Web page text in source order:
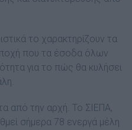
το χαρακτηρίζουν τα
που τα έσοδα όλων
για το πώς θα κυλήσει
από την αρχή. Το ΣΙΕΠΑ,
σήμερα 78 ενεργά μέλη